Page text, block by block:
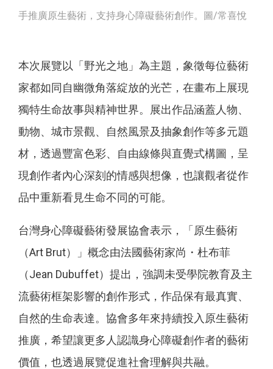
手推廣原生藝術，支持身心障礙藝術創作。圖/常喜悅
本次展覽以「野光之地」為主題，象徵每位藝術
家都如同自幽微角落綻放的光芒，在畫布上展現
獨特生命故事與精神世界。展出作品涵蓋人物、
動物、城市景觀、自然風景及抽象創作等多元題
材，透過豐富色彩、自由線條與直覺式構圖，呈
現創作者內心深刻的情感與想像，也讓觀者從作
品中重新看見生命不同的可能。
台灣身心障礙藝術發展協會表示，「原生藝術
（Art Brut）」概念由法國藝術家尚・杜布菲
（Jean Dubuffet）提出，強調未受學院教育及主
流藝術框架影響的創作形式，作品保有最真實、
自然的生命表達。協會多年來持續投入原生藝術
推廣，希望讓更多人認識身心障礙創作者的藝術
價值，也透過展覽促進社會理解與共融。